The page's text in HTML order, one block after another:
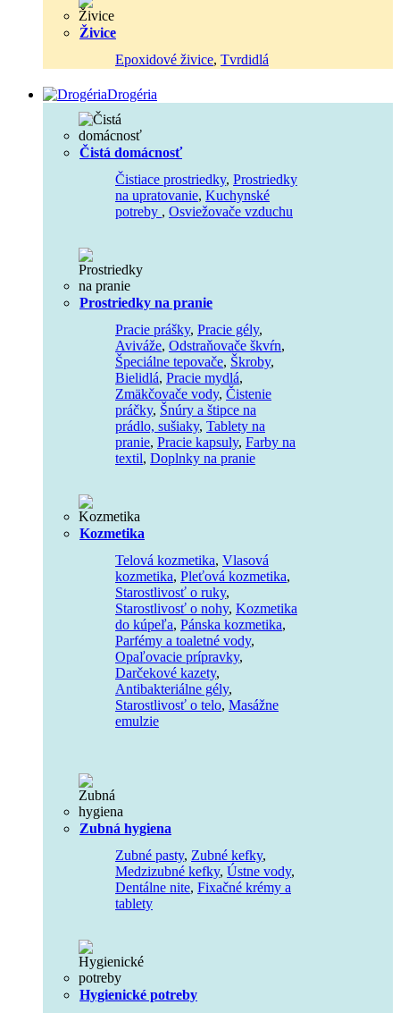
Živice
Epoxidové živice, Tvrdidlá
Drogéria
Čistá domácnosť
Čistiace prostriedky, Prostriedky
na upratovanie, Kuchynské
potreby , Osviežovače vzduchu
Prostriedky na pranie
Pracie prášky, Pracie gély,
Aviváže, Odstraňovače škvŕn,
Špeciálne tepovače, Škroby,
Bielidlá, Pracie mydlá,
Zmäkčovače vody, Čistenie
práčky, Šnúry a štipce na
prádlo, sušiaky, Tablety na
pranie, Pracie kapsuly, Farby na
textil, Doplnky na pranie
Kozmetika
Telová kozmetika, Vlasová
kozmetika, Pleťová kozmetika,
Starostlivosť o ruky,
Starostlivosť o nohy, Kozmetika
do kúpeľa, Pánska kozmetika,
Parfémy a toaletné vody,
Opaľovacie prípravky,
Darčekové kazety,
Antibakteriálne gély,
Starostlivosť o telo, Masážne
emulzie
Zubná hygiena
Zubné pasty, Zubné kefky,
Medzizubné kefky, Ústne vody,
Dentálne nite, Fixačné krémy a
tablety
Hygienické potreby